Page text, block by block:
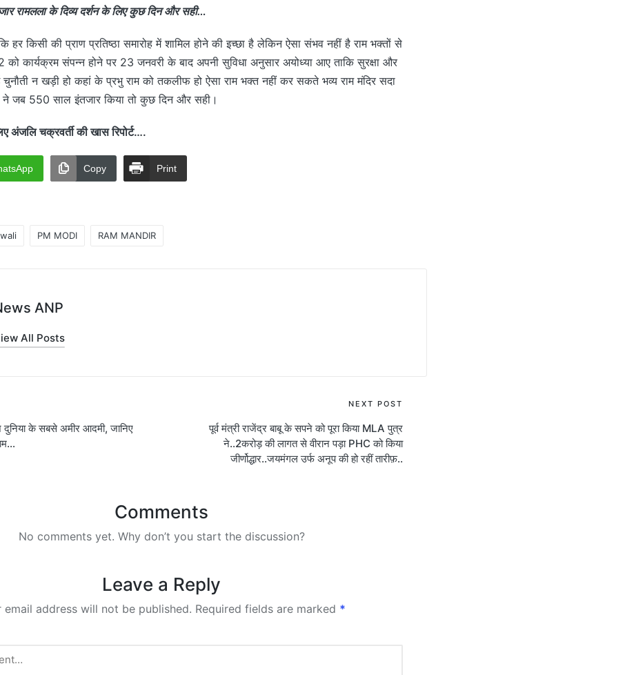
रामलला के दिव्य दर्शन के लिए कुछ दिन और सही…
हर किसी की प्राण प्रतिष्ठा समारोह में शामिल होने की इच्छा है लेकिन ऐसा संभव नहीं है राम भक्तों से
को कार्यक्रम संपन्न होने पर 23 जनवरी के बाद अपनी सुविधा अनुसार अयोध्या आए ताकि सुरक्षा और
न खड़ी हो कहां के प्रभु राम को तकलीफ हो ऐसा राम भक्त नहीं कर सकते भव्य राम मंदिर सदा
ने जब 550 साल इंतजार किया तो कुछ दिन और सही।
अंजलि चक्रवर्ती की खास रिपोर्ट….
Copy Print
PM MODI RAM MANDIR
ANP
All Posts
के सबसे अमीर आदमी, जानिए
NEXT POST
पूर्व मंत्री राजेंद्र बाबू के सपने को पूरा किया MLA पुत्र
ने..2करोड़ की लागत से वीरान पड़ा PHC को किया
जीर्णोद्धार..जयमंगल उर्फ अनूप की हो रहीं तारीफ़..
Comments
No comments yet. Why don’t you start the discussion?
Leave a Reply
email address will not be published. Required fields are marked *